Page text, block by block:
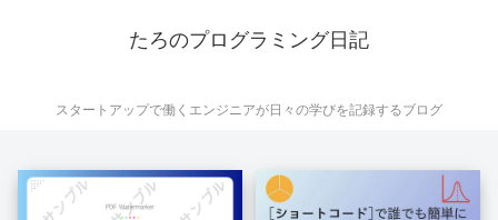
たろのプログラミング日記
スタートアップで働くエンジニアが日々の学びを記録するブログ